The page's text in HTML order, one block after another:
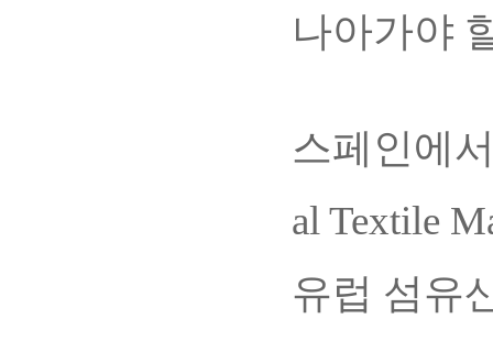
나아가야
스페인에
al Textile
유럽 섬유